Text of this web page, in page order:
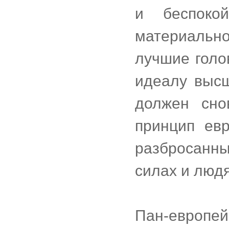
и
лучшие
идеалу
должен
принцип
силах и
Пан-